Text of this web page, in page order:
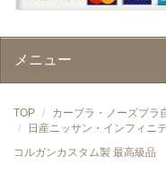
メニュー
TOP
カーブラ・ノーズブラ
日産ニッサン・インフィニ
コルガンカスタム製 最高級品